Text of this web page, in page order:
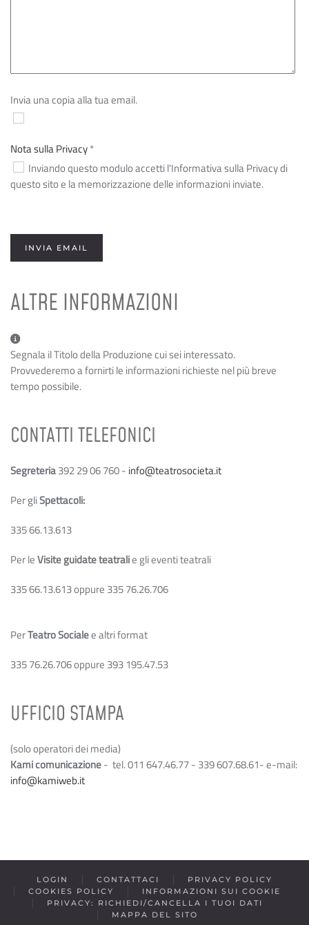
Invia una copia alla tua email.
Nota sulla Privacy*
Nota sulla Privacy
Inviando questo modulo accetti l'Informativa sulla Privacy di
questo sito e la memorizzazione delle informazioni inviate.
INVIA EMAIL
ALTRE INFORMAZIONI
Altre informazioni
Segnala il Titolo della Produzione cui sei interessato.
Provvederemo a fornirti le informazioni richieste nel più breve
tempo possibile.
CONTATTI TELEFONICI
Segreteria392 29 06 760 - info@teatrosocieta.it
Per gliSpettacoli:
335 66.13.613
Per leVisite guidate teatralie gli eventi teatrali
335 66.13.613 oppure 335 76.26.706
PerTeatro Socialee altri format
335 76.26.706 oppure 393 195.47.53
UFFICIO STAMPA
(solo operatori dei media)
Kami comunicazione- tel. 011 647.46.77 - 339 607.68.61- e-mail:
info@kamiweb.it
LOGIN CONTATTACI
PRIVACY POLICY
COOKIES POLICY
INFORMAZIONI SUI COOKIE
PRIVACY: RICHIEDI/CANCELLA I TUOI DATI
MAPPA DEL SITO